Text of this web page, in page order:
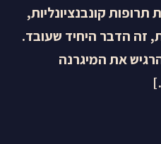
קונבנציונליות,
זה הדבר היחיד שעובד.
את המיגרנה